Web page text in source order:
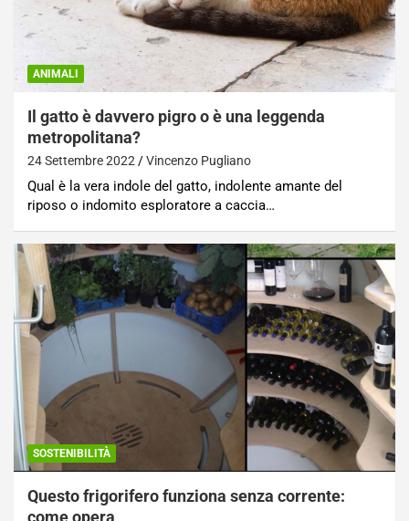
ANIMALI
Il gatto è davvero pigro o è una leggenda
metropolitana?
24 Settembre 2022 Vincenzo Pugliano
Qual è la vera indole del gatto, indolente amante del
riposo o indomito esploratore a caccia…
SOSTENIBILITÀ
Questo frigorifero funziona senza corrente: